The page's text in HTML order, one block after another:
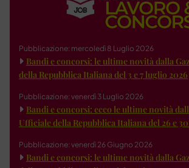
Pubblicazione: mercoledì 8 Luglio 2026
Bandi e concorsi: le ultime novità dalla
della Repubblica Italiana del 3 e 7 luglio 2026
Pubblicazione: venerdì 3 Luglio 2026
Bandi e concorsi: ecco le ultime novità
Ufficiale della Repubblica Italiana del 26 e
Pubblicazione: venerdì 26 Giugno 2026
Bandi e concorsi: le ultime novità dalla